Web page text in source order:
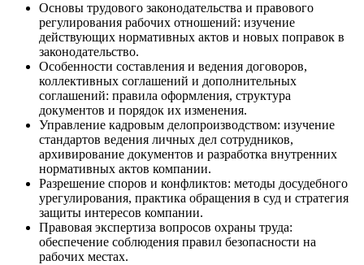
Основы трудового законодательства и правового
регулирования рабочих отношений: изучение
действующих нормативных актов и новых поправок в
законодательство.
Особенности составления и ведения договоров,
коллективных соглашений и дополнительных
соглашений: правила оформления, структура
документов и порядок их изменения.
Управление кадровым делопроизводством: изучение
стандартов ведения личных дел сотрудников,
архивирование документов и разработка внутренних
нормативных актов компании.
Разрешение споров и конфликтов: методы досудебного
урегулирования, практика обращения в суд и стратегия
защиты интересов компании.
Правовая экспертиза вопросов охраны труда:
обеспечение соблюдения правил безопасности на
рабочих местах.